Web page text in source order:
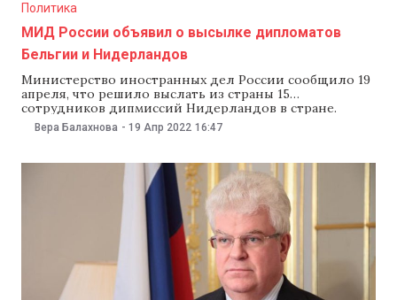
Политика
МИД России объявил о высылке дипломатов
Бельгии и Нидерландов
Министерство иностранных дел России сообщило 19
апреля, что решило выслать из страны 15
сотрудников дипмиссий Нидерландов в стране.
Также в ведомстве объявили о высылке бельгийских
дипломатов, число которых не назвали. В МИД
Михильсена, посла Нидерландов Хиллеса Арно
Бесхоора Плуха и посла Люксембурга Жоржа
Вера Балахнова - 19 Апр 2022 16:47